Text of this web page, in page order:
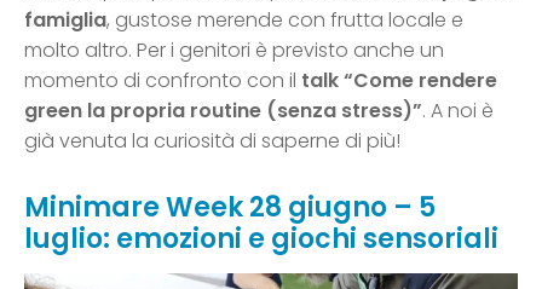
famiglia, gustose merende con frutta locale e
molto altro. Per i genitori è previsto anche un
momento di confronto con il talk “Come rendere
green la propria routine (senza stress)”. A noi è
già venuta la curiosità di saperne di più!
Minimare Week 28 giugno – 5
luglio: emozioni e giochi sensoriali